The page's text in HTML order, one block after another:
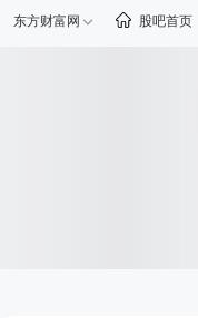
东方财富网 股吧首页